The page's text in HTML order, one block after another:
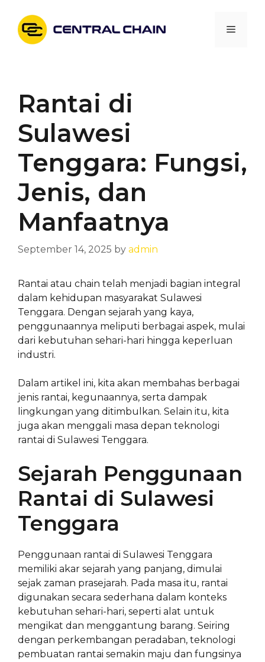
content
Menu
Rantai di
Sulawesi
Tenggara: Fungsi,
Jenis, dan
Manfaatnya
September 14, 2025 by admin
Rantai atau chain telah menjadi bagian integral
dalam kehidupan masyarakat Sulawesi
Tenggara. Dengan sejarah yang kaya,
penggunaannya meliputi berbagai aspek, mulai
dari kebutuhan sehari-hari hingga keperluan
industri.
Dalam artikel ini, kita akan membahas berbagai
jenis rantai, kegunaannya, serta dampak
lingkungan yang ditimbulkan. Selain itu, kita
juga akan menggali masa depan teknologi
rantai di Sulawesi Tenggara.
Sejarah Penggunaan
Rantai di Sulawesi
Tenggara
Penggunaan rantai di Sulawesi Tenggara
memiliki akar sejarah yang panjang, dimulai
sejak zaman prasejarah. Pada masa itu, rantai
digunakan secara sederhana dalam konteks
kebutuhan sehari-hari, seperti alat untuk
mengikat dan menggantung barang. Seiring
dengan perkembangan peradaban, teknologi
pembuatan rantai semakin maju dan fungsinya